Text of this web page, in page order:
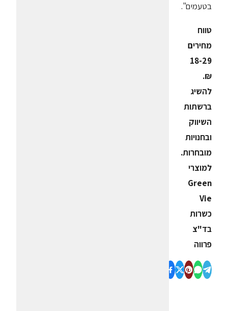
בטעמים".
טווח
מחירים
18-29
₪.
להשיג
ברשתות
השיווק
ובחנויות
מובחרות.
למוצרי
Green
Vie
כשרות
בד"צ
פרווה